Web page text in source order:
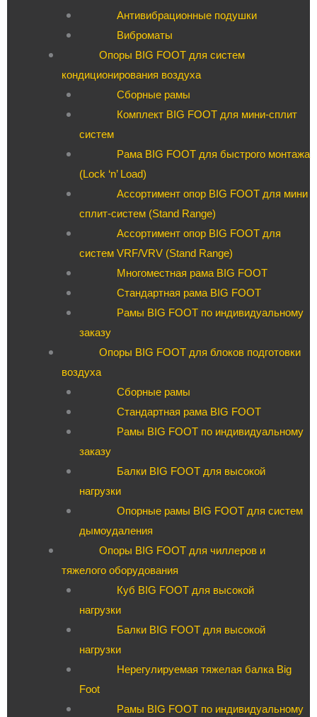
Антивибрационные подушки
Виброматы
Опоры BIG FOOT для систем
кондиционирования воздуха
Сборные рамы
Комплект BIG FOOT для мини-сплит
систем
Рама BIG FOOT для быстрого монтажа
(Lock ‘n’ Load)
Ассортимент опор BIG FOOT для мини
сплит-систем (Stand Range)
Ассортимент опор BIG FOOT для
систем VRF/VRV (Stand Range)
Многоместная рама BIG FOOT
Стандартная рама BIG FOOT
Рамы BIG FOOT по индивидуальному
заказу
Опоры BIG FOOT для блоков подготовки
воздуха
Сборные рамы
Стандартная рама BIG FOOT
Рамы BIG FOOT по индивидуальному
заказу
Балки BIG FOOT для высокой
нагрузки
Опорные рамы BIG FOOT для систем
дымоудаления
Опоры BIG FOOT для чиллеров и
тяжелого оборудования
Куб BIG FOOT для высокой
нагрузки
Балки BIG FOOT для высокой
нагрузки
Нерегулируемая тяжелая балка Big
Foot
Рамы BIG FOOT по индивидуальному